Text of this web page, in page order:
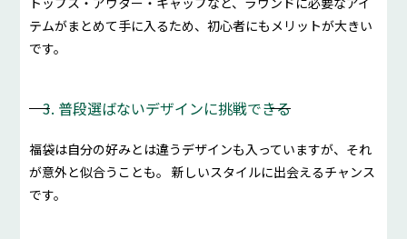
テムがまとめて手に入るため、初心者にもメリットが大きい
です。
3. 普段選ばないデザインに挑戦できる
福袋は自分の好みとは違うデザインも入っていますが、それ
が意外と似合うことも。 新しいスタイルに出会えるチャンス
です。